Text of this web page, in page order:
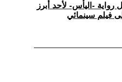
رواية -اليأس- لأحد أبرز
فيلم سينمائي